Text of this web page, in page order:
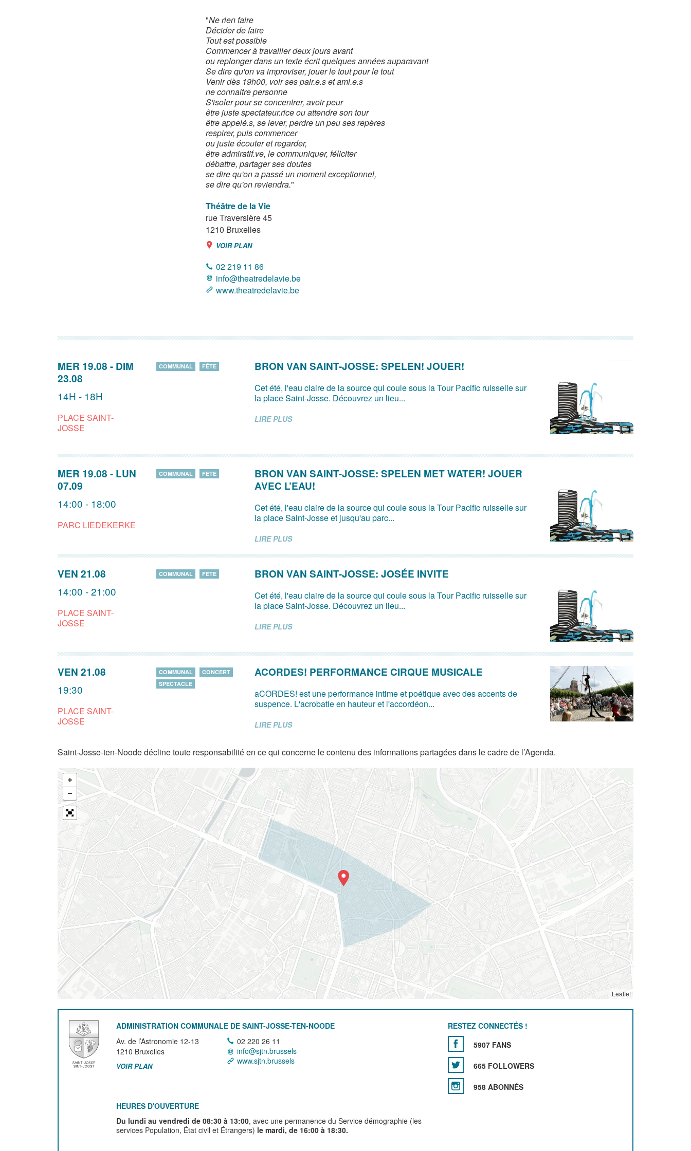
"Ne rien faire
Décider de faire
Tout est possible
Commencer à travailler deux jours avant
ou replonger dans un texte écrit quelques années auparavant
Se dire qu'on va improviser, jouer le tout pour le tout
Venir dès 19h00, voir ses pair.e.s et ami.e.s
ne connaitre personne
S'isoler pour se concentrer, avoir peur
être juste spectateur.rice ou attendre son tour
être appelé.s, se lever, perdre un peu ses repères
respirer, puis commencer
ou juste écouter et regarder,
être admiratif.ve, le communiquer, féliciter
débattre, partager ses doutes
se dire qu'on a passé un moment exceptionnel,
se dire qu'on reviendra."
Théâtre de la Vie
rue Traversière 45
1210 Bruxelles
VOIR PLAN
02 219 11 86
info@theatredelavie.be
www.theatredelavie.be
MER 19.08 - DIM
23.08
14H - 18H
PLACE SAINT-
JOSSE
COMMUNAL FÊTE BRON VAN SAINT-JOSSE: SPELEN! JOUER!
Cet été, l'eau claire de la source qui coule sous la Tour Pacific ruisselle sur
la place Saint-Josse. Découvrez un lieu...
LIRE PLUS
MER 19.08 - LUN
07.09
14:00 - 18:00
PARC LIEDEKERKE
COMMUNAL FÊTE
BRON VAN SAINT-JOSSE: SPELEN MET WATER! JOUER
AVEC L’EAU!
Cet été, l'eau claire de la source qui coule sous la Tour Pacific ruisselle sur
la place Saint-Josse et jusqu'au parc...
LIRE PLUS
VEN 21.08
14:00 - 21:00
PLACE SAINT-
JOSSE
COMMUNAL FÊTE BRON VAN SAINT-JOSSE: JOSÉE INVITE
Cet été, l'eau claire de la source qui coule sous la Tour Pacific ruisselle sur
la place Saint-Josse. Découvrez un lieu...
LIRE PLUS
VEN 21.08
19:30
PLACE SAINT-
JOSSE
COMMUNAL
CONCERT
SPECTACLE
ACORDES! PERFORMANCE CIRQUE MUSICALE
aCORDES! est une performance intime et poétique avec des accents de
suspence. L'acrobatie en hauteur et l'accordéon...
LIRE PLUS
Saint-Josse-ten-Noode décline toute responsabilité en ce qui concerne le contenu des informations partagées dans le cadre de l’Agenda.
Leaflet
ADMINISTRATION COMMUNALE DE SAINT-JOSSE-TEN-NOODE
Av. de l’Astronomie 12-13
1210 Bruxelles
VOIR PLAN
02 220 26 11
info@sjtn.brussels
www.sjtn.brussels
HEURES D'OUVERTURE
Du lundi au vendredi de 08:30 à 13:00, avec une permanence du Service démographie (les
services Population, État civil et Étrangers) le mardi, de 16:00 à 18:30.
RESTEZ CONNECTÉS !
5907 FANS
665 FOLLOWERS
958 ABONNÉS